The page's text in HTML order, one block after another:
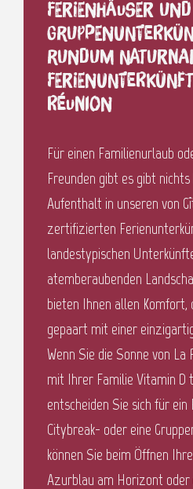
Ferienhäuser und
rundum
Réunion
Für einen Familienurlaub
Freunden gibt es gibt
Aufenthalt in unseren von
zertifizierten
landestypischen
atemberaubenden
bieten Ihnen allen Komfort,
gepaart mit einer
Wenn Sie die Sonne von
mit Ihrer Familie Vitamin D
entscheiden Sie sich für ein
Citybreak- oder eine
können Sie beim Öffnen
Azurblau am Horizont oder